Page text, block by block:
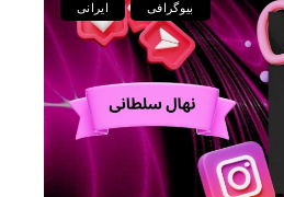
ایرانی بیوگرافی